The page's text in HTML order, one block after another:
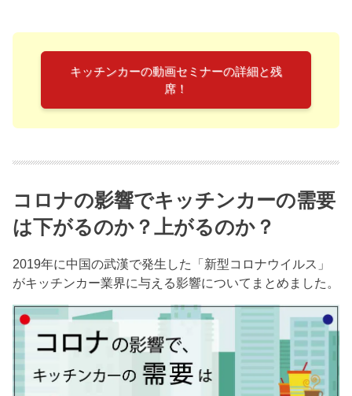
キッチンカーの動画セミナーの詳細と残
席！
コロナの影響でキッチンカーの需要
は下がるのか？上がるのか？
2019年に中国の武漢で発生した「新型コロナウイルス」
がキッチンカー業界に与える影響についてまとめました。